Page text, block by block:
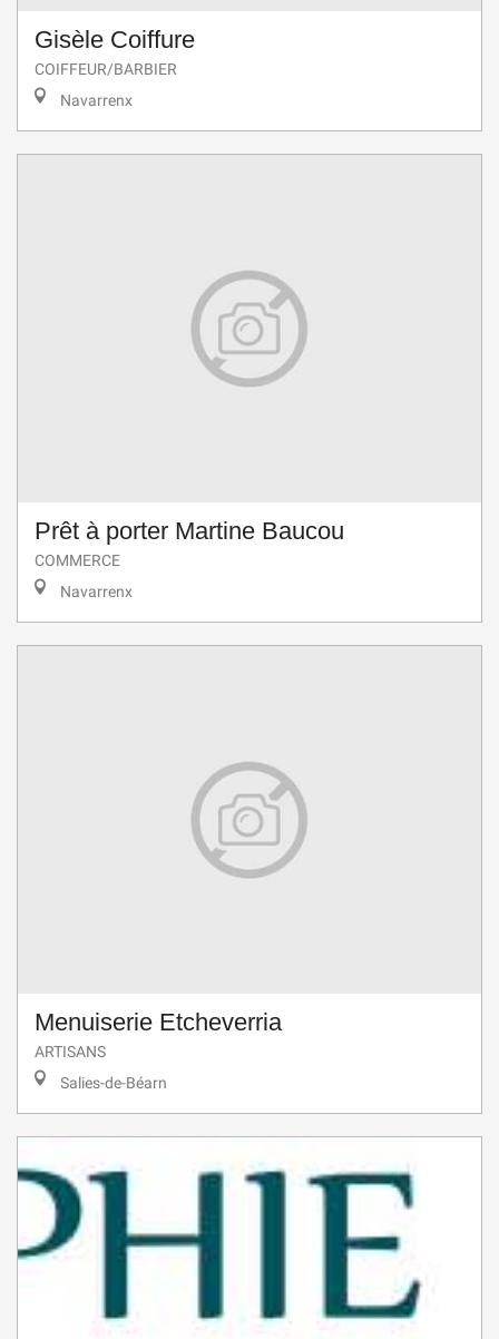
Gisèle Coiffure
COIFFEUR/BARBIER
Navarrenx
Prêt à porter Martine Baucou
COMMERCE
Navarrenx
Menuiserie Etcheverria
ARTISANS
Salies-de-Béarn